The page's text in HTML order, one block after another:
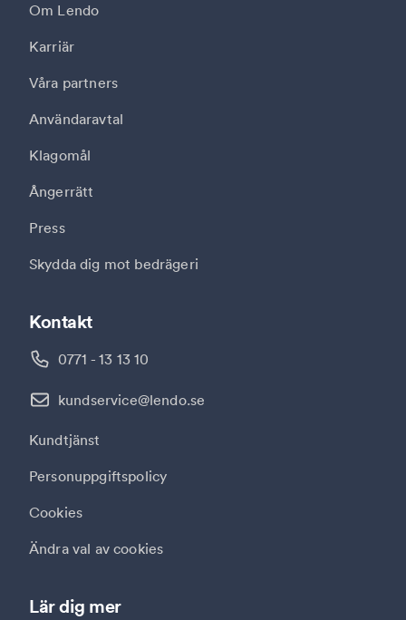
Lär dig mer
Kontakt
0771 - 13 13 10
kundservice@lendo.se
Kundtjänst
Personuppgiftspolicy
Cookies
Ändra val av cookies
Om Lendo
Karriär
Våra partners
Användaravtal
Klagomål
Ångerrätt
Press
Skydda dig mot bedrägeri